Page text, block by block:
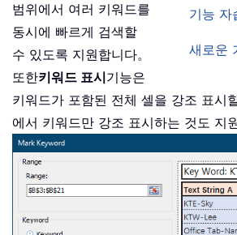
기능 자
새로운
범위에서 여러 키워드를
동시에 빠르게 검색할
수 있도록 지원합니다。
또한키워드 표시기능은
키워드가 포함된 전체 셀을 강조 표시
에서 키워드만 강조 표시하는 것도 지